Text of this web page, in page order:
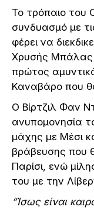
Το τρόπαιο του
συνδυασμό με
φέρει να
Χρυσής Μπάλας
πρώτος
Καναβάρο που
Ο Βίρτζιλ Φαν
ανυπομονησία
μάχης με Μέσι
βράβευσης που
Παρίσι, ενώ
του με την
“Ίσως είναι